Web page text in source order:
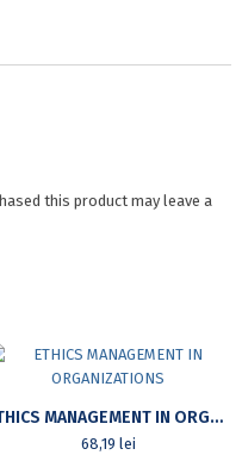
this product may leave a
ETHICS MANAGEMENT IN ORGANIZATIONS
68,19 lei